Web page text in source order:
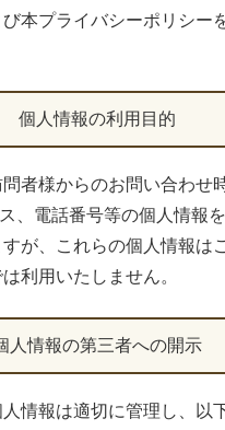
本プライバシーポリシー
個人情報の利用目的
者様からのお問い合わせ
、電話番号等の個人情報
すが、これらの個人情報は
利用いたしません。
人情報の第三者への開示
情報は適切に管理し、以